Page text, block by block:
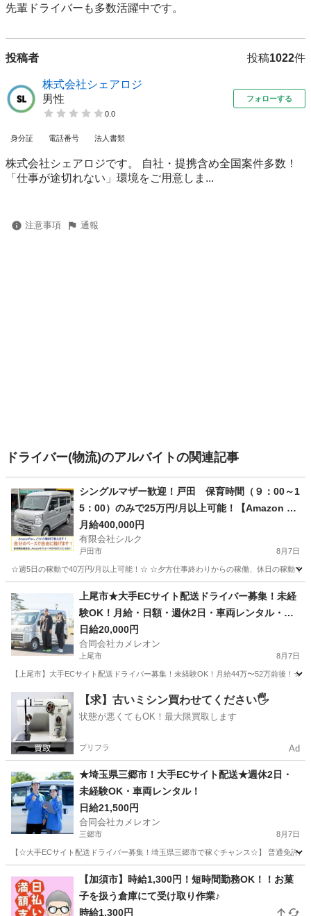
先輩ドライバーも多数活躍中です。
投稿者 投稿1022件
株式会社シェアロジ
男性
0.0
フォローする
身分証 電話番号 法人書類
株式会社シェアロジです。 自社・提携含め全国案件多数！
「仕事が途切れない」環境をご用意しま...
注意事項 通報
ドライバー(物流)のアルバイトの関連記事
シングルマザー歓迎！戸田 保育時間（９：00～1
5：00）のみで25万円/月以上可能！【Amazon Fl
ex】で稼ぎましょう！
月給400,000円
有限会社シルク
戸田市 8月7日
☆週5日の稼動で40万円/月以上可能！☆ ☆夕方仕事終わりからの稼働、休日の稼動で
配送 Amazon
上尾市★大手ECサイト配送ドライバー募集！未経
験OK！月給・日額・週休2日・車両レンタル・研
修充実！
日給20,000円
合同会社カメレオン
上尾市 8月7日
【上尾市】大手ECサイト配送ドライバー募集！未経験OK！月給44万〜52万前後！
埼玉 上尾市 ドライバー 積み込み
【求】古いミシン買わせてください🖐️
状態が悪くてもOK！最大限買取します
プリフラ Ad
★埼玉県三郷市！大手ECサイト配送★週休2日・
未経験OK・車両レンタル！
日給21,500円
合同会社カメレオン
三郷市 8月7日
【☆大手ECサイト配送ドライバー募集！埼玉県三郷市で稼ぐチャンス☆】 普通免許
ドライバー 積み込み
【加須市】時給1,300円！短時間勤務OK！！お菓
子を扱う倉庫にて受け取り作業♪
時給1,300円